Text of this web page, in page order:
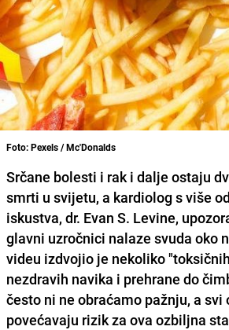
Foto: Pexels / Mc'Donalds
Srčane bolesti i rak i dalje ostaju
smrti u svijetu, a kardiolog s više
iskustva, dr. Evan S. Levine,
glavni uzročnici nalaze svuda oko
videu izdvojio je nekoliko
nezdravih navika i prehrane do
često ni ne obraćamo pažnju, a svi
povećavaju rizik za ova ozbiljna